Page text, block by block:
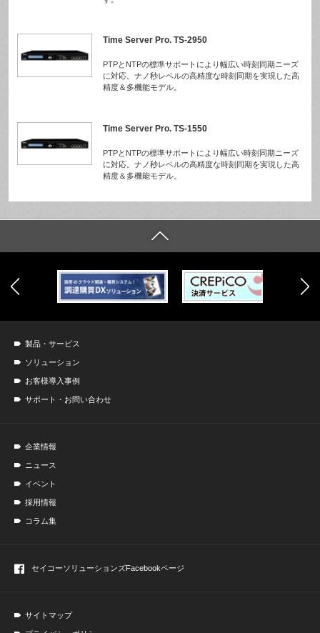
Time Server Pro. TS-2950
PTPとNTPの標準サポートにより幅広い時刻同期ニーズ
に対応。ナノ秒レベルの高精度な時刻同期を実現した高
精度＆多機能モデル。
Time Server Pro. TS-1550
PTPとNTPの標準サポートにより幅広い時刻同期ニーズ
に対応。ナノ秒レベルの高精度な時刻同期を実現した高
精度＆多機能モデル。
製品・サービス
ソリューション
お客様導入事例
サポート・お問い合わせ
企業情報
ニュース
イベント
採用情報
コラム集
セイコーソリューションズFacebookページ
サイトマップ